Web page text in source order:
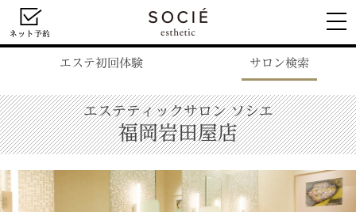
エステ初回体験 サロン検索
エステティックサロン ソシエ
福岡岩田屋店